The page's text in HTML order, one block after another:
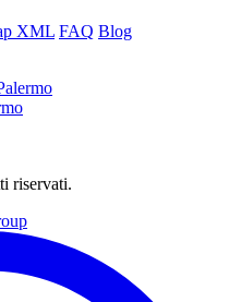
XML FAQ Blog
riservati.